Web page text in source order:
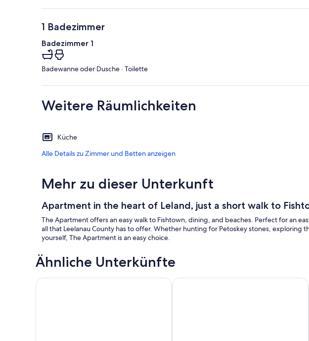
1 Badezimmer
Badezimmer 1
Badewanne oder Dusche · Toilette
Weitere Räumlichkeiten
Küche
Alle Details zu Zimmer und Betten anzeigen
Mehr zu dieser Unterkunft
Apartment in the heart of Leland, just a short walk to
The Apartment offers an easy walk to Fishtown, dining, and beaches. Perfect for an
all that Leelanau County has to offer. Whether hunting for Petoskey stones, exploring
yourself, The Apartment is an easy choice.
Ähnliche Unterkünfte
"The Nest" - Loft Apartment, Downtown LelandSpazieren Sie überall im